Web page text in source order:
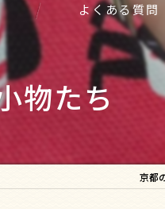
よくある質問
物たち
京都